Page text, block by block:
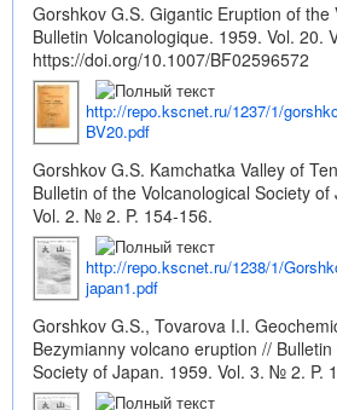
Gorshkov G.S. Gigantic Eruption of the
Bulletin Volcanologique. 1959. Vol. 20.
https://doi.org/10.1007/BF02596572
http://repo.kscnet.ru/1237/1/
BV20.pdf
Gorshkov G.S. Kamchatka Valley of
Bulletin of the Volcanological Society
Vol. 2. № 2. P. 154-156.
http://repo.kscnet.ru/1238/1/
japan1.pdf
Gorshkov G.S., Tovarova I.I.
Bezymianny volcano eruption //
Society of Japan. 1959. Vol. 3. № 2. P.